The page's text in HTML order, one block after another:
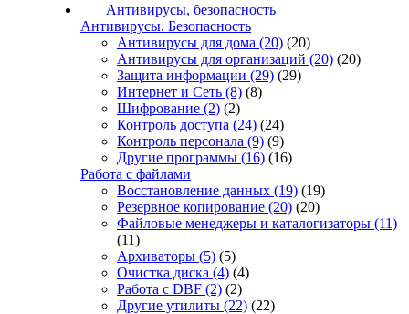
Антивирусы, безопасность
Антивирусы. Безопасность
Антивирусы для дома (20) (20)
Антивирусы для организаций (20) (20)
Защита информации (29) (29)
Интернет и Сеть (8) (8)
Шифрование (2) (2)
Контроль доступа (24) (24)
Контроль персонала (9) (9)
Другие программы (16) (16)
Работа с файлами
Восстановление данных (19) (19)
Резервное копирование (20) (20)
Файловые менеджеры и каталогизаторы (11)
(11)
Архиваторы (5) (5)
Очистка диска (4) (4)
Работа с DBF (2) (2)
Другие утилиты (22) (22)